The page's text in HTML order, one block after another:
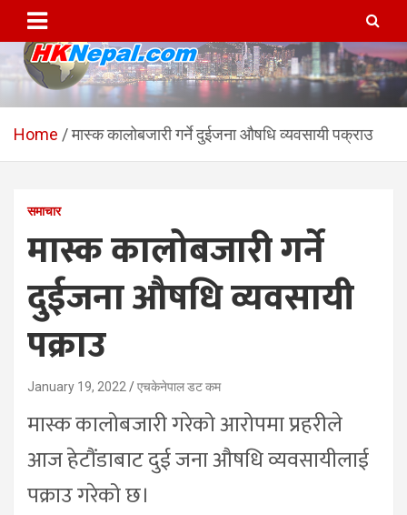
content
HKNepal.com – हङकङबाट
सञ्चालित पहिलो नेपाली अनलाईन
hknepal, hknepal.com, hk nepal, hk nepal com
Home मास्क कालोबजारी गर्ने दुईजना औषधि व्यवसायी पक्राउ
समाचार
मास्क कालोबजारी गर्ने
दुईजना औषधि व्यवसायी
पक्राउ
January 19, 2022 एचकेनेपाल डट कम
मास्क कालोबजारी गरेको आरोपमा प्रहरीले
आज हेटौंडाबाट दुई जना औषधि व्यवसायीलाई
पक्राउ गरेको छ।